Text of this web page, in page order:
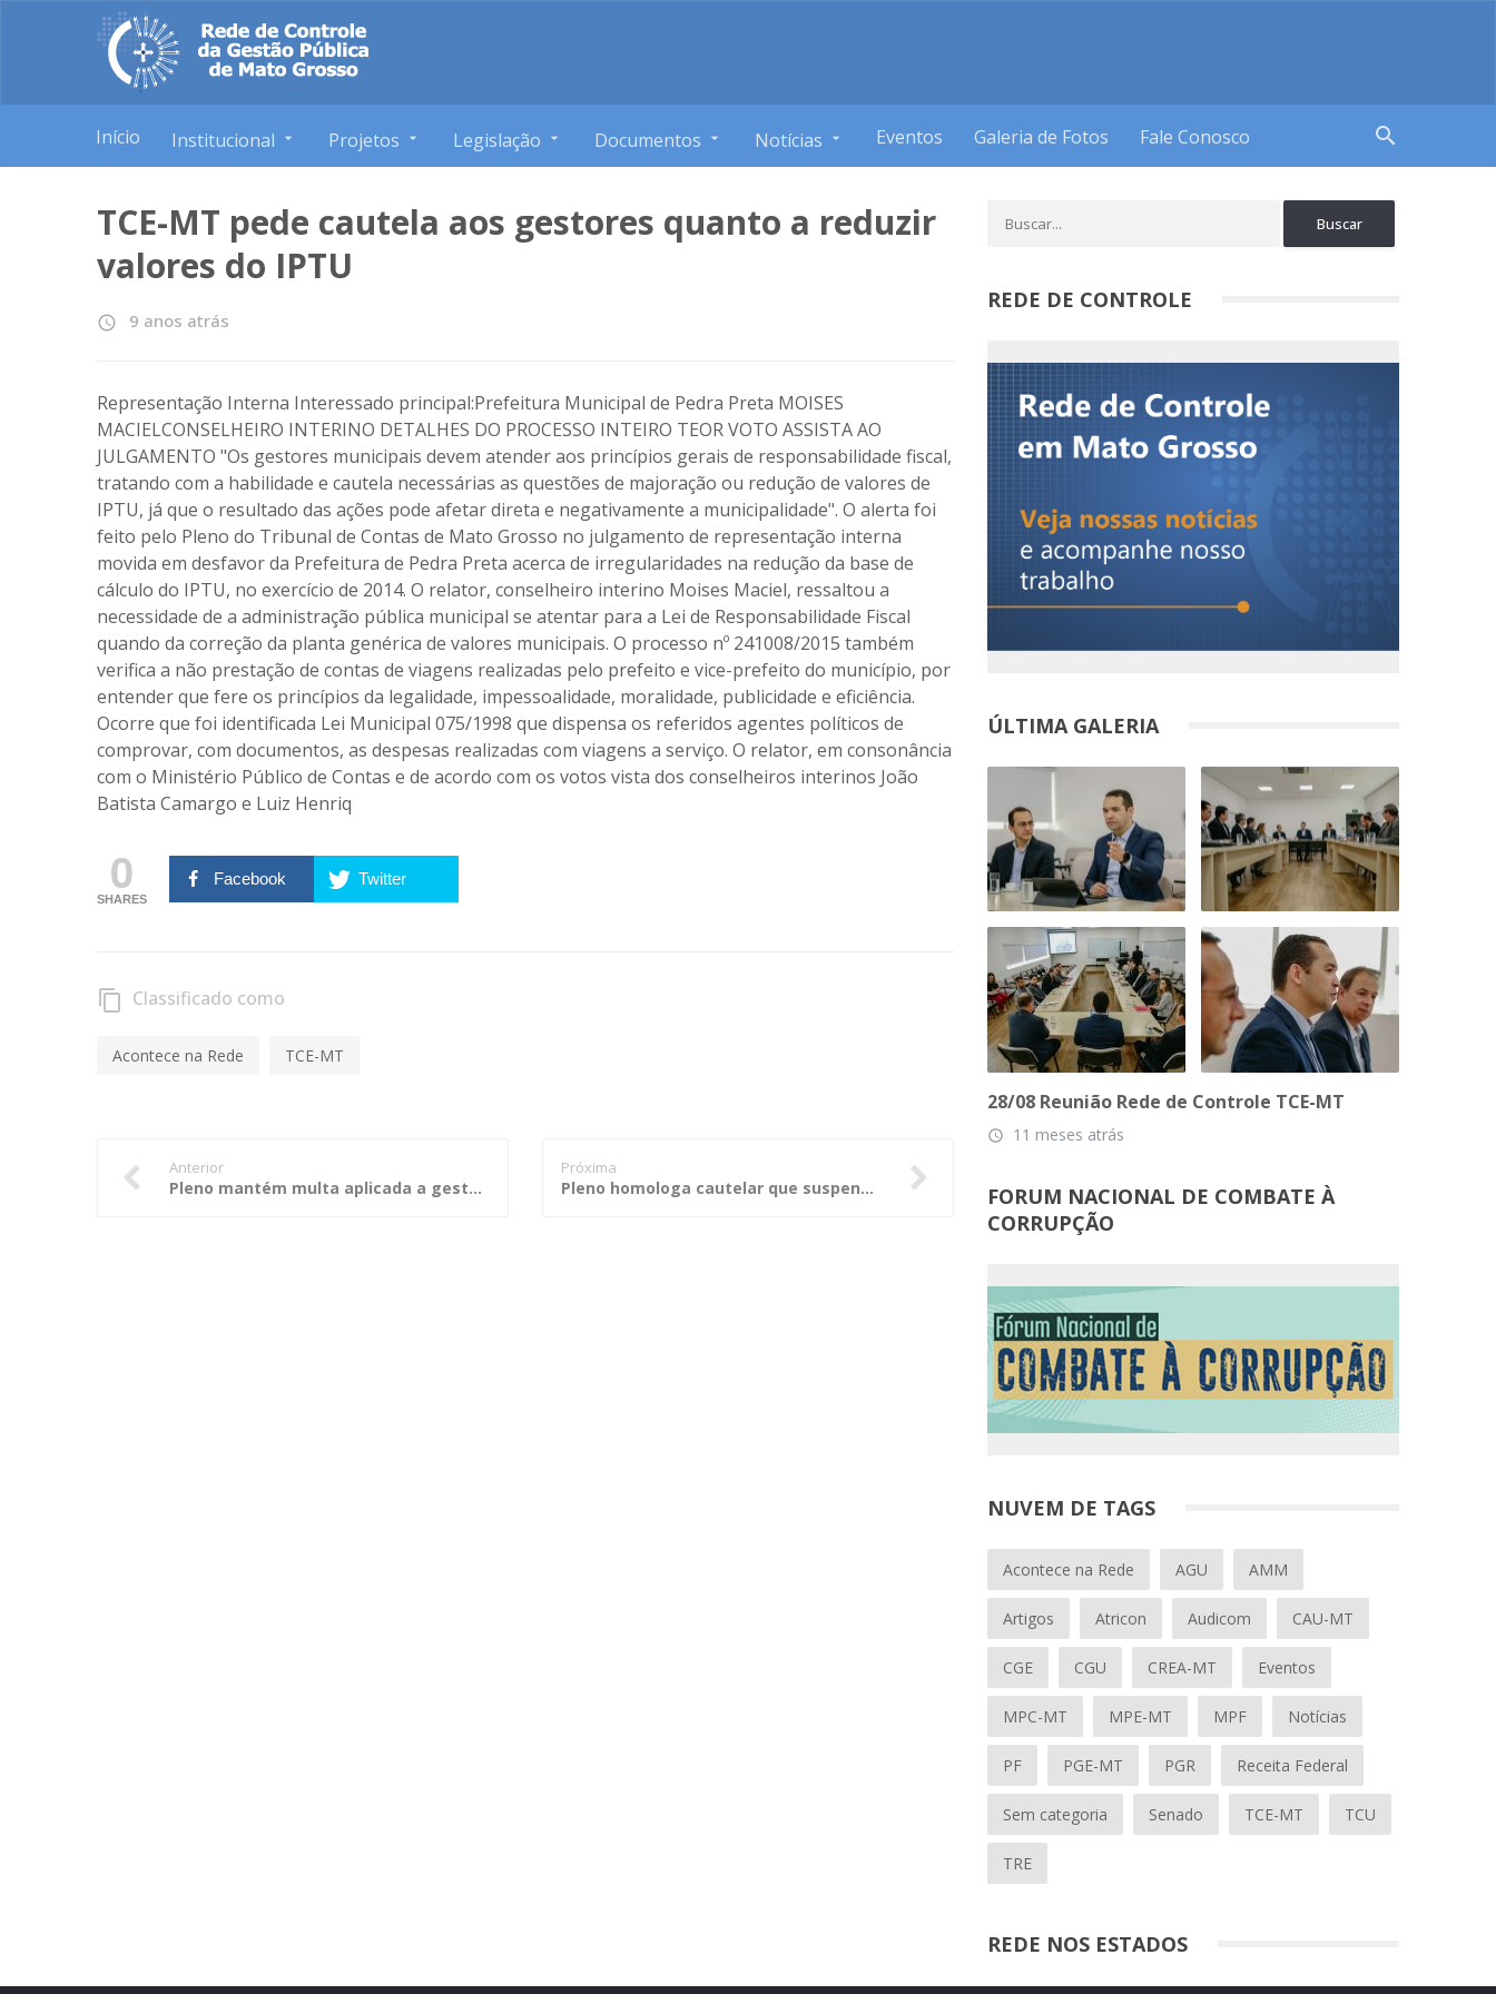
Início Institucional Projetos Legislação Documentos Notícias Eventos Galeria de Fotos Fale Conosco search
TCE-MT pede cautela aos gestores quanto a reduzir
valores do IPTU
access_time 9 anos atrás
Representação Interna Interessado principal:Prefeitura Municipal de Pedra Preta MOISES
MACIELCONSELHEIRO INTERINO DETALHES DO PROCESSO INTEIRO TEOR VOTO ASSISTA AO
JULGAMENTO "Os gestores municipais devem atender aos princípios gerais de responsabilidade fiscal,
tratando com a habilidade e cautela necessárias as questões de majoração ou redução de valores de
IPTU, já que o resultado das ações pode afetar direta e negativamente a municipalidade". O alerta foi
feito pelo Pleno do Tribunal de Contas de Mato Grosso no julgamento de representação interna
movida em desfavor da Prefeitura de Pedra Preta acerca de irregularidades na redução da base de
cálculo do IPTU, no exercício de 2014. O relator, conselheiro interino Moises Maciel, ressaltou a
necessidade de a administração pública municipal se atentar para a Lei de Responsabilidade Fiscal
quando da correção da planta genérica de valores municipais. O processo nº 241008/2015 também
verifica a não prestação de contas de viagens realizadas pelo prefeito e vice-prefeito do município, por
entender que fere os princípios da legalidade, impessoalidade, moralidade, publicidade e eficiência.
Ocorre que foi identificada Lei Municipal 075/1998 que dispensa os referidos agentes políticos de
comprovar, com documentos, as despesas realizadas com viagens a serviço. O relator, em consonância
com o Ministério Público de Contas e de acordo com os votos vista dos conselheiros interinos João
Batista Camargo e Luiz Henriq
0
SHARES
Facebook Twitter
content_copy Classificado como
Acontece na Rede TCE-MT
Anterior
Pleno mantém multa aplicada a gestor do Consórcio de Saúde Garças-Araguaia
Próxima
Pleno homologa cautelar que suspendeu RGA para servidores de Alto Taquari
REDE DE CONTROLE
ÚLTIMA GALERIA
28/08 Reunião Rede de Controle TCE-MT
access_time 11 meses atrás
FORUM NACIONAL DE COMBATE À
CORRUPÇÃO
NUVEM DE TAGS
Acontece na Rede AGU AMM
Artigos Atricon Audicom CAU-MT
CGE CGU CREA-MT Eventos
MPC-MT MPE-MT MPF Notícias
PF PGE-MT PGR Receita Federal
Sem categoria Senado TCE-MT TCU
TRE
REDE NOS ESTADOS